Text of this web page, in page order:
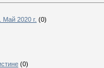
Май 2020 г. (0)
(0)